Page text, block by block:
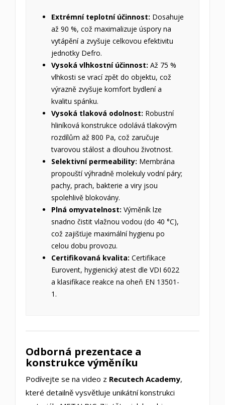
Extrémní teplotní účinnost: Dosahuje
až 90 %, což maximalizuje úspory na
vytápění a zvyšuje celkovou efektivitu
jednotky Defro.
Vysoká vlhkostní účinnost: Až 75 %
vlhkosti se vrací zpět do objektu, což
výrazně zvyšuje komfort bydlení a
kvalitu spánku.
Vysoká tlaková odolnost: Robustní
hliníková konstrukce odolává tlakovým
rozdílům až 800 Pa, což zaručuje
tvarovou stálost a dlouhou životnost.
Selektivní permeability: Membrána
propouští výhradně molekuly vodní páry;
pachy, prach, bakterie a viry jsou
spolehlivě blokovány.
Plná omyvatelnost: Výměník lze
snadno čistit vlažnou vodou (do 40 °C),
což zajišťuje maximální hygienu po
celou dobu provozu.
Certifikovaná kvalita: Certifikace
Eurovent, hygienický atest dle VDI 6022
a klasifikace reakce na oheň EN 13501-
1.
Odborná prezentace a
konstrukce výměníku
Podívejte se na video z Recutech Academy,
které detailně vysvětluje unikátní konstrukci